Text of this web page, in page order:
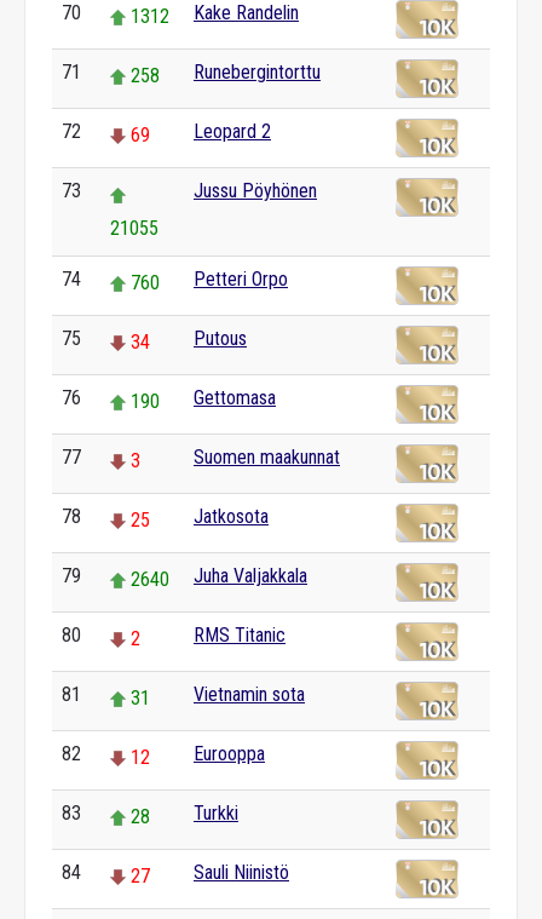
70 1312 Kake Randelin
71 258 Runebergintorttu
72 69 Leopard 2
73
21055
Jussu Pöyhönen
74 760 Petteri Orpo
75 34 Putous
76 190 Gettomasa
77 3 Suomen maakunnat
78 25 Jatkosota
79 2640 Juha Valjakkala
80 2 RMS Titanic
81 31 Vietnamin sota
82 12 Eurooppa
83 28 Turkki
84 27 Sauli Niinistö